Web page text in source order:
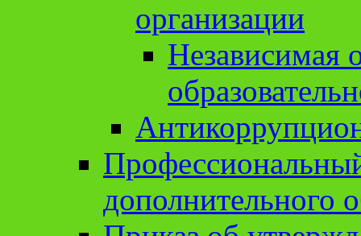
организации
Независимая
дополнительного